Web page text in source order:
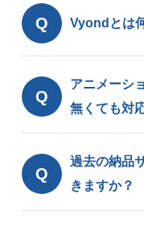
Q Vyondとは
Q
アニメーシ
無くても対
Q
過去の納品
きますか？